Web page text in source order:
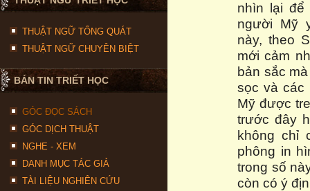
THUẬT NGỮ TỔNG QUÁT
THUẬT NGỮ CHUYÊN BIỆT
BẢN TIN TRIẾT HỌC
GÓC ĐỌC SÁCH
GÓC DỊCH THUẬT
NGHE - XEM
DANH MỤC TÁC GIẢ
TÀI LIỆU NGHIÊN CỨU
nhìn lại để
người Mỹ
này, theo
mới cảm
bản sắc
sọc và các
Mỹ được
trước đây
không chỉ
phông in
trong số
còn có ý